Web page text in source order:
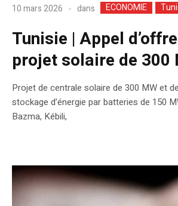
10 mars 2026 dans ECONOMIE
Tunisie | Appel
projet solaire de 300
Projet de centrale solaire de 300 MW et
stockage d’énergie par batteries de 150
Bazma, Kébili,